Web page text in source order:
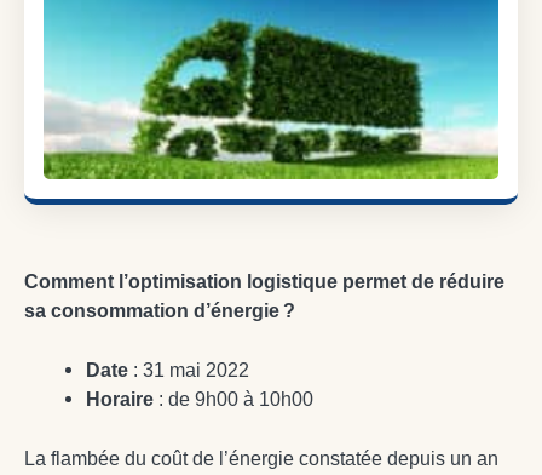
Comment l’optimisation logistique permet de réduire
sa consommation d’énergie ?
Date : 31 mai 2022
Horaire : de 9h00 à 10h00
La flambée du coût de l’énergie constatée depuis un an